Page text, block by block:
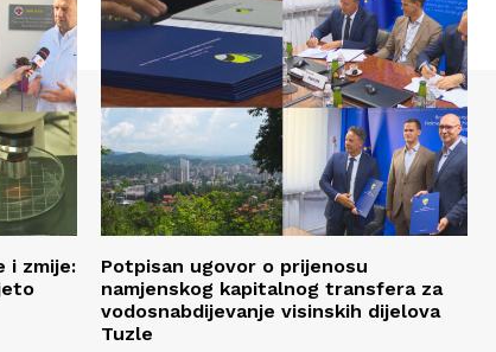
i zmije:
Potpisan ugovor o prijenosu
namjenskog kapitalnog transfera za
vodosnabdijevanje visinskih dijelova
Tuzle